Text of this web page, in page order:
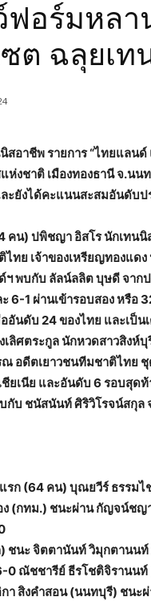
ฟอร์มหล
ต ฉลุยเ
สอาชีพ รายการ “ไทยแลน
ชาติ เมืองทองธานี จ.นน
ยังได้คะแนนสะสมอันดับป
คน) ปพิชญา อิสโร นักเทน
ย เจ้าของเหรียญทองแดง
พบกับ ลัลน์ลลิต บุษดี จาก
6-1 ผ่านเข้ารอบสอง หรือ
นดับ 24 ของไทย และเป็น
ลิศตระกูล นักหวดสาวสิงห์
อดีตเยาวชนทีมชาติไทย
ชียเนีย และอันดับ 6 รอบสุ
บ ชนัสนันท์ ศิริวิโรจน์สกุล
รก (64 คน) บุณยวีร์ ธรรม
(กทม.) ชนะผ่าน กัญจน์ชญ
นะ จิตตานันท์ วิมุกตานน
0 ณัชชารีย์ ธีรโชติจิรานน
สิงคำสอน (นนทบุรี) ชนะ